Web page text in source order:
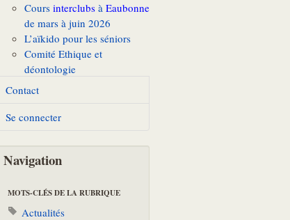
Cours interclubs à Eaubonne
de mars à juin 2026
L’aïkido pour les séniors
Comité Ethique et
déontologie
Contact
Se connecter
Navigation
MOTS-CLÉS DE LA RUBRIQUE
Actualités